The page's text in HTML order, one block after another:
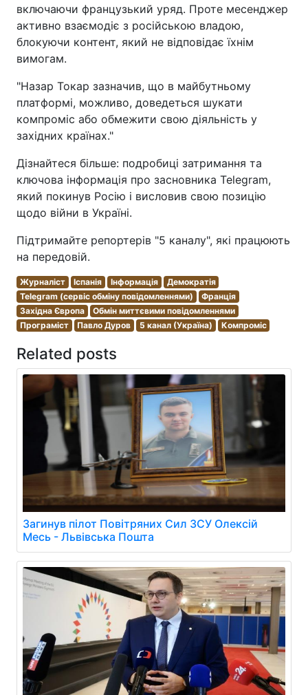
включаючи французький уряд. Проте месенджер
активно взаємодіє з російською владою,
блокуючи контент, який не відповідає їхнім
вимогам.
"Назар Токар зазначив, що в майбутньому
платформі, можливо, доведеться шукати
компроміс або обмежити свою діяльність у
західних країнах."
Дізнайтеся більше: подробиці затримання та
ключова інформація про засновника Telegram,
який покинув Росію і висловив свою позицію
щодо війни в Україні.
Підтримайте репортерів "5 каналу", які працюють
на передовій.
Журналіст Іспанія Інформація
Демократія
Telegram (сервіс обміну повідомленнями)
Франція
Західна Європа
Обмін миттєвими повідомленнями
Програміст
Павло Дуров 5 канал (Україна) Компроміс
Related posts
Загинув пілот Повітряних Сил ЗСУ Олексій
Месь - Львівська Пошта